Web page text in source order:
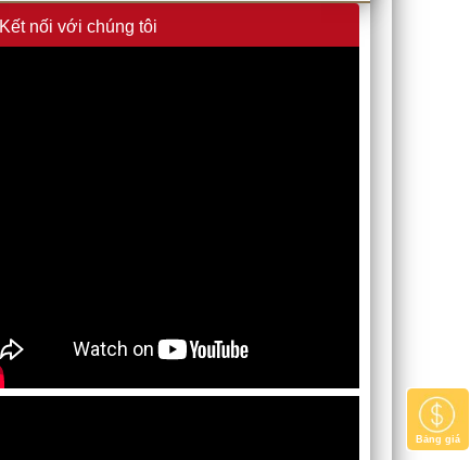
Kết nối với chúng tôi
Bảng giá